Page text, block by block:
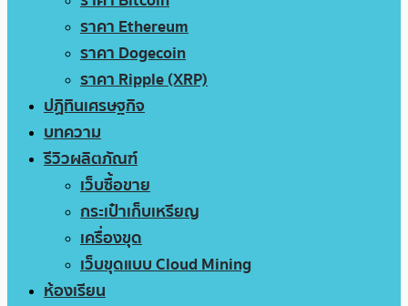
ราคา Ethereum
ราคา Dogecoin
ราคา Ripple (XRP)
ปฏิทินเศรษฐกิจ
บทความ
รีวิวผลิตภัณฑ์
เว็บซื้อขาย
กระเป๋าเก็บเหรียญ
เครื่องขุด
เว็บขุดแบบ Cloud Mining
ห้องเรียน